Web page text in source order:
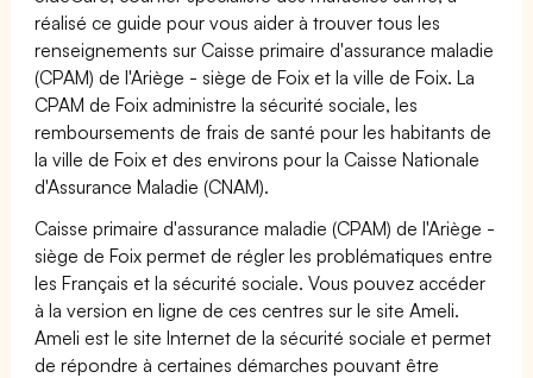
réalisé ce guide pour vous aider à trouver tous les
renseignements sur Caisse primaire d'assurance maladie
(CPAM) de l'Ariège - siège de Foix et la ville de Foix. La
CPAM de Foix administre la sécurité sociale, les
remboursements de frais de santé pour les habitants de
la ville de Foix et des environs pour la Caisse Nationale
d'Assurance Maladie (CNAM).
Caisse primaire d'assurance maladie (CPAM) de l'Ariège -
siège de Foix permet de régler les problématiques entre
les Français et la sécurité sociale. Vous pouvez accéder
à la version en ligne de ces centres sur le site Ameli.
Ameli est le site Internet de la sécurité sociale et permet
de répondre à certaines démarches pouvant être